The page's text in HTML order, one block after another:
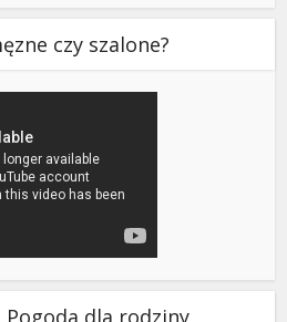
czy szalone?
Pogoda dla rodziny